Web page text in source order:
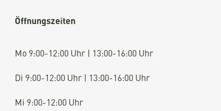
Öffnungszeiten
Mo 9:00-12:00 Uhr | 13:00-16:00 Uhr
Di 9:00-12:00 Uhr | 13:00-16:00 Uhr
Mi 9:00-12:00 Uhr